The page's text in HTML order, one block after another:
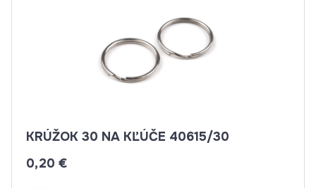
KRÚŽOK 30 NA KĽÚČE 40615/30
0,20 €